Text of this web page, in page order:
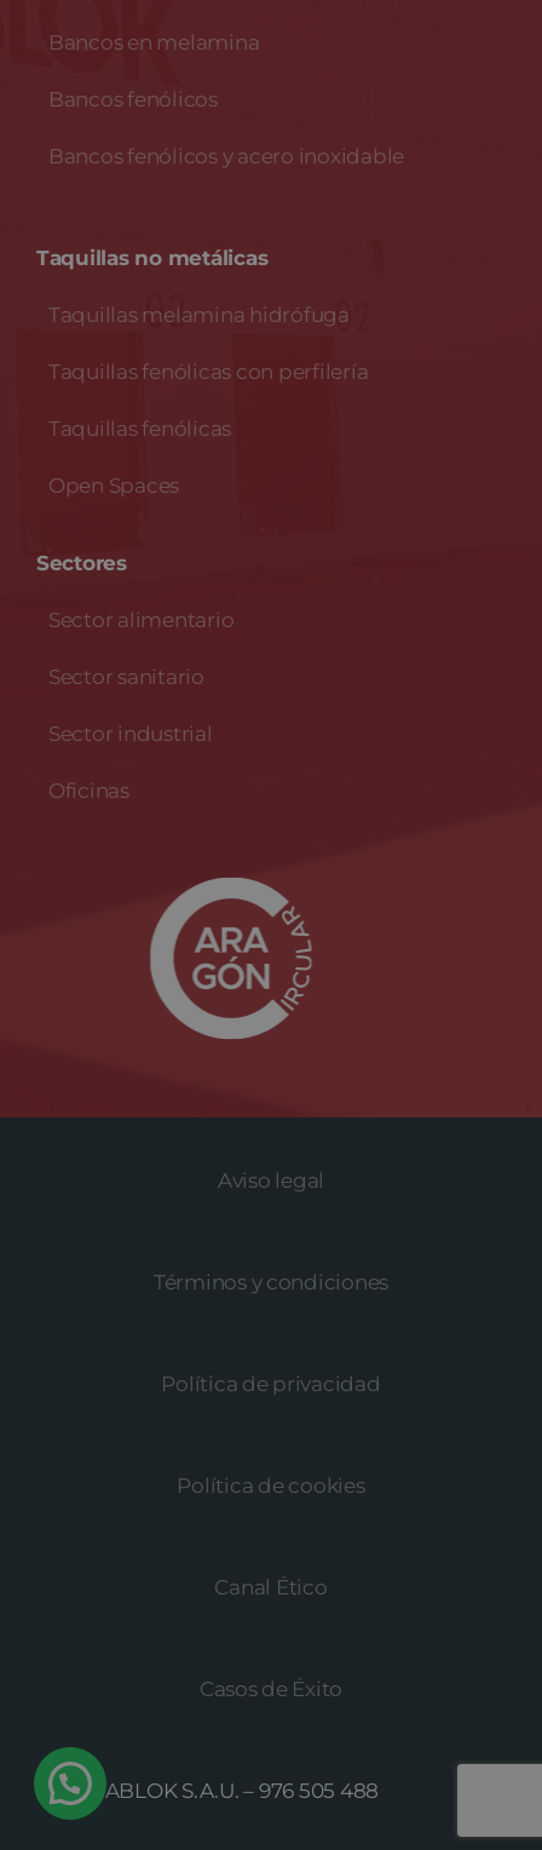
Bancos en melamina
Bancos fenólicos
Bancos fenólicos y acero inoxidable
Taquillas no metálicas
Taquillas melamina hidrófuga
Taquillas fenólicas con perfilería
Taquillas fenólicas
Open Spaces
Sectores
Sector alimentario
Sector sanitario
Sector industrial
Oficinas
Aviso legal
Términos y condiciones
Política de privacidad
Política de cookies
Canal Ético
Casos de Éxito
© MEGABLOK S.A.U. – 976 505 488